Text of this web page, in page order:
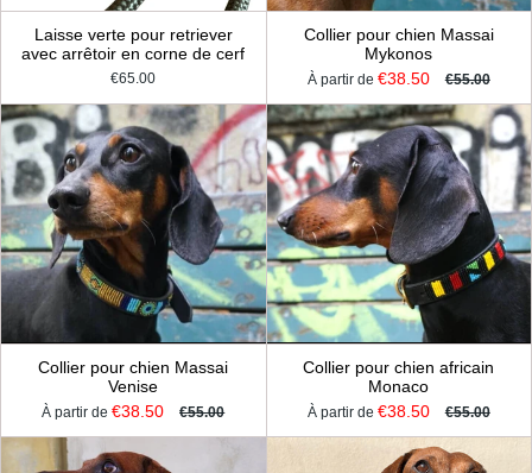
Laisse verte pour retriever
avec arrêtoir en corne de cerf
€65.00
Collier pour chien Massai
Mykonos
À partir de €38.50 €55.00
Collier pour chien Massai
Venise
À partir de €38.50 €55.00
Collier pour chien africain
Monaco
À partir de €38.50 €55.00